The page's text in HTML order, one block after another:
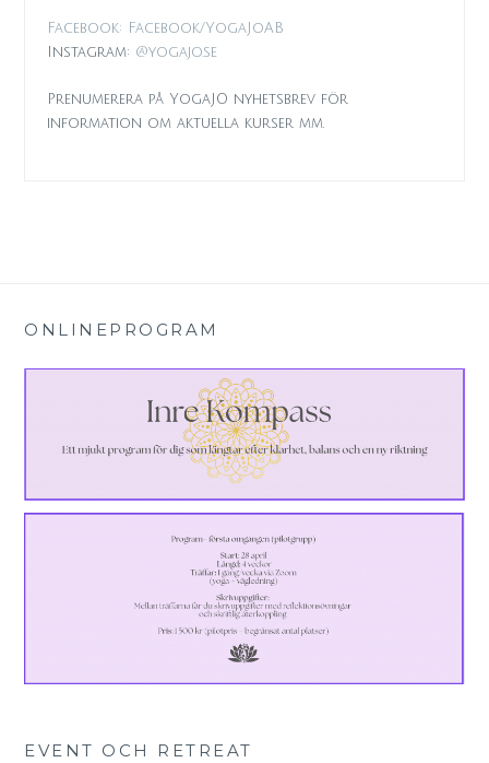
Facebook: Facebook/YogaJoAB
Instagram: @yogajo.se
Prenumerera på YogaJO nyhetsbrev för
information om aktuella kurser mm.
ONLINEPROGRAM
EVENT OCH RETREAT